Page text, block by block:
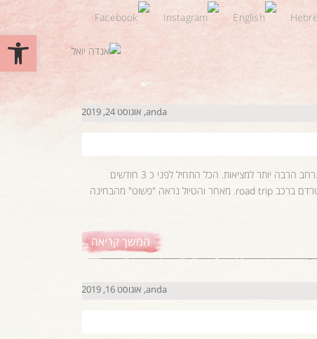
פתח
anda אוגוסט 24, 2019
טיול משפחתי באמסטרדם לא למיטיבי לכת הטיול הזה הוא התאמת רעיון לטיול נרחב הרבה יותר למציאות. הכל התחיל לפני כ 3 חודשים
כשתכננו את הטיול הקיץ ותכננו לעשות טיול חוצה אירופה מצפון איטליה לאמסטרדם ברכב road trip. מאחר והטיול נראה "פשוט" מהבחינה
המשך קריאה
anda אוגוסט 16, 2019